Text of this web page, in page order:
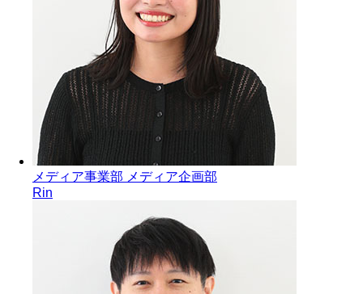
メディア事業部 メディア企画部
Rin